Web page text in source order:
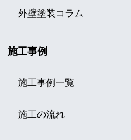
外壁塗装コラム
施工事例
施工事例一覧
施工の流れ